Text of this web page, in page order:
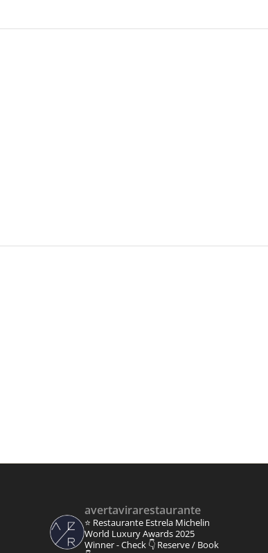
avertavirarestaurante
⭐ Restaurante Estrela Michelin
World Luxury Awards 2025
Winner - Check 👇Reserve / Book